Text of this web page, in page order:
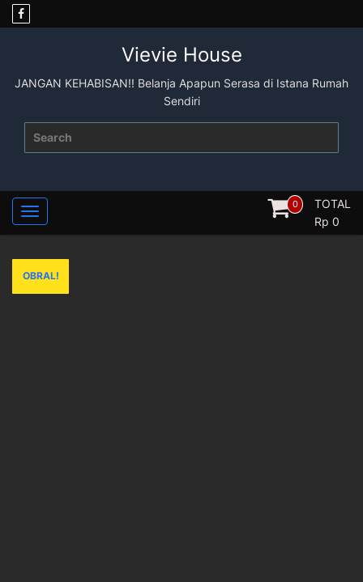
Skip
to
Vievie House
JANGAN KEHABISAN!! Belanja Apapun Serasa di Istana Rumah
Sendiri
0
TOTAL
Rp 0
OBRAL!